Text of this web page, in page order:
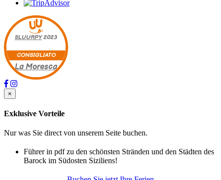
SLUURPY2023
CONSIGLIATO
La Moresca
×
Exklusive Vorteile
Nur was Sie direct von unserem Seite buchen.
Führer in pdf zu den schönsten Stränden und den Städten des
Barock im Südosten Siziliens!